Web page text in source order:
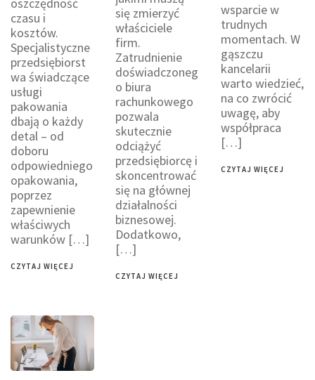
oszczędność
czasu i
kosztów.
Specjalistyczne
przedsiębiorst
wa świadczące
usługi
pakowania
dbają o każdy
detal – od
doboru
odpowiedniego
opakowania,
poprzez
zapewnienie
właściwych
warunków […]
CZYTAJ WIĘCEJ
się zmierzyć
właściciele
firm.
Zatrudnienie
doświadczoneg
o biura
rachunkowego
pozwala
skutecznie
odciążyć
przedsiębiorcę i
skoncentrować
się na głównej
działalności
biznesowej.
Dodatkowo,
[…]
CZYTAJ WIĘCEJ
wsparcie w
trudnych
momentach. W
gąszczu
kancelarii
warto wiedzieć,
na co zwrócić
uwagę, aby
współpraca
[…]
CZYTAJ WIĘCEJ